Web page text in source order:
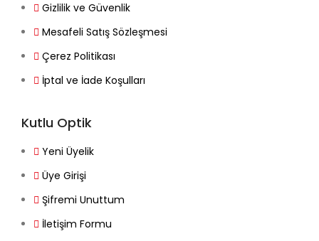
Gizlilik ve Güvenlik
Mesafeli Satış Sözleşmesi
Çerez Politikası
İptal ve İade Koşulları
Kutlu Optik
Yeni Üyelik
Üye Girişi
Şifremi Unuttum
İletişim Formu